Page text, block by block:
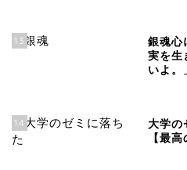
13
銀魂心
実を生
いよ。
14
大学の
【最